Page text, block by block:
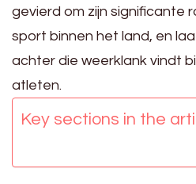
gevierd om zijn significante
sport binnen het land, en
achter die weerklank vindt
atleten.
Key sections in the